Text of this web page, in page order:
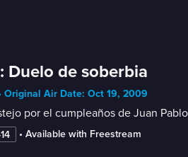
Duelo de soberbia
Original Air Date: Oct 19, 2009
por el cumpleaños de Juan
• Available with Freestream